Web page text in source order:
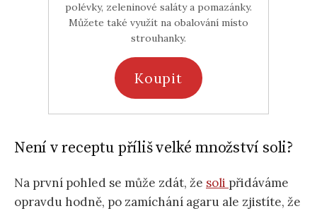
polévky, zeleninové saláty a pomazánky.
Můžete také využít na obalování místo
strouhanky.
Koupit
Není v receptu příliš velké množství soli?
Na první pohled se může zdát, že soli přidáváme
opravdu hodně, po zamíchání agaru ale zjistíte, že